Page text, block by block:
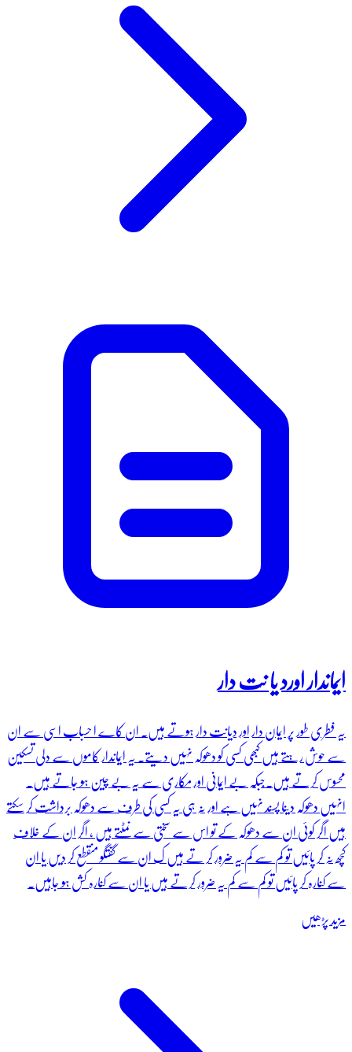
ایماندار اورد یا نت دار
یہ فطری طور پر ایمان دار اور دیانت دار ہوتے ہیں۔ ان کاے ا حسباب اسی سے ان
سے حوش رہتے ہیں کبھی کسی کو دھوکہ نہیں دیتے۔ یہ ایماندار کاموں سے دلی تسکین
محسوس کرتے ہیں۔جبکہ بے ایمانی اور مکاری سے یہ بے چین ہو جاتے ہیں۔
انہیں دھوکہ دینا پسند نہیں ہے اور نہ ہی یہ کسی کی طرف سے دھوکہ برداشت کر سکتے
ہیں اگر کوئی ان سے دھوکہ کے تو اس سے سختی سے نمٹتے ہیں ، اگر ان کے خلاف
کچھ نہ کر پائیں تو کم سے کم یہ ضرور کر تے ہیں ک ان سے گفتگو منقطع کر دیں یا ان
سے کنارہ کر پائیں تو کم سے کم یہ ضرور کرتے ہیں یا ان سے کنارہ کش ہو جاہیں۔
مزید پڑھیں